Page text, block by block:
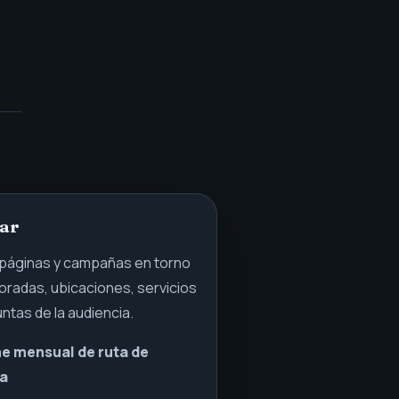
y campañas en torno
ubicaciones, servicios
de la audiencia.
mensual de ruta de